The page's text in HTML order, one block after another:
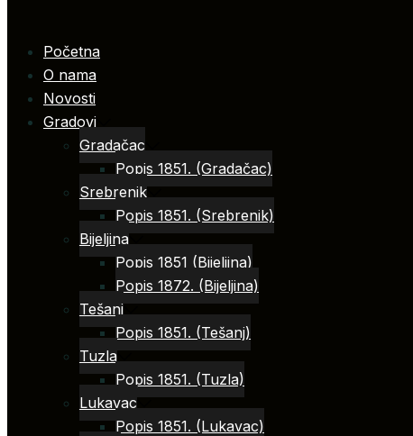
Početna
O nama
Novosti
Gradovi
Gradačac
Popis 1851. (Gradačac)
Srebrenik
Popis 1851. (Srebrenik)
Bijeljina
Popis 1851 (Bijeljina)
Popis 1872. (Bijeljina)
Tešanj
Popis 1851. (Tešanj)
Tuzla
Popis 1851. (Tuzla)
Lukavac
Popis 1851. (Lukavac)